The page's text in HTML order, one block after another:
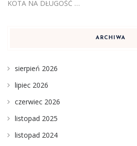
KOTA NA DŁUGOŚĆ …
ARCHIWA
sierpień 2026
lipiec 2026
czerwiec 2026
listopad 2025
listopad 2024